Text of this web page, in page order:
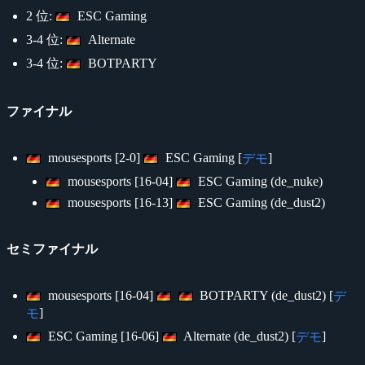
2 位:
ESC Gaming
3-4 位:
Alternate
3-4 位:
BOTPARTY
ファイナル
mousesports [2-0] ESC Gaming [デモ]
mousesports [16-04]
ESC Gaming (de_nuke)
mousesports [16-13]
ESC Gaming (de_dust2)
セミファイナル
mousesports [16-04] BOTPARTY (de_dust2) [デ
モ]
ESC Gaming [16-06]
Alternate (de_dust2) [デモ]